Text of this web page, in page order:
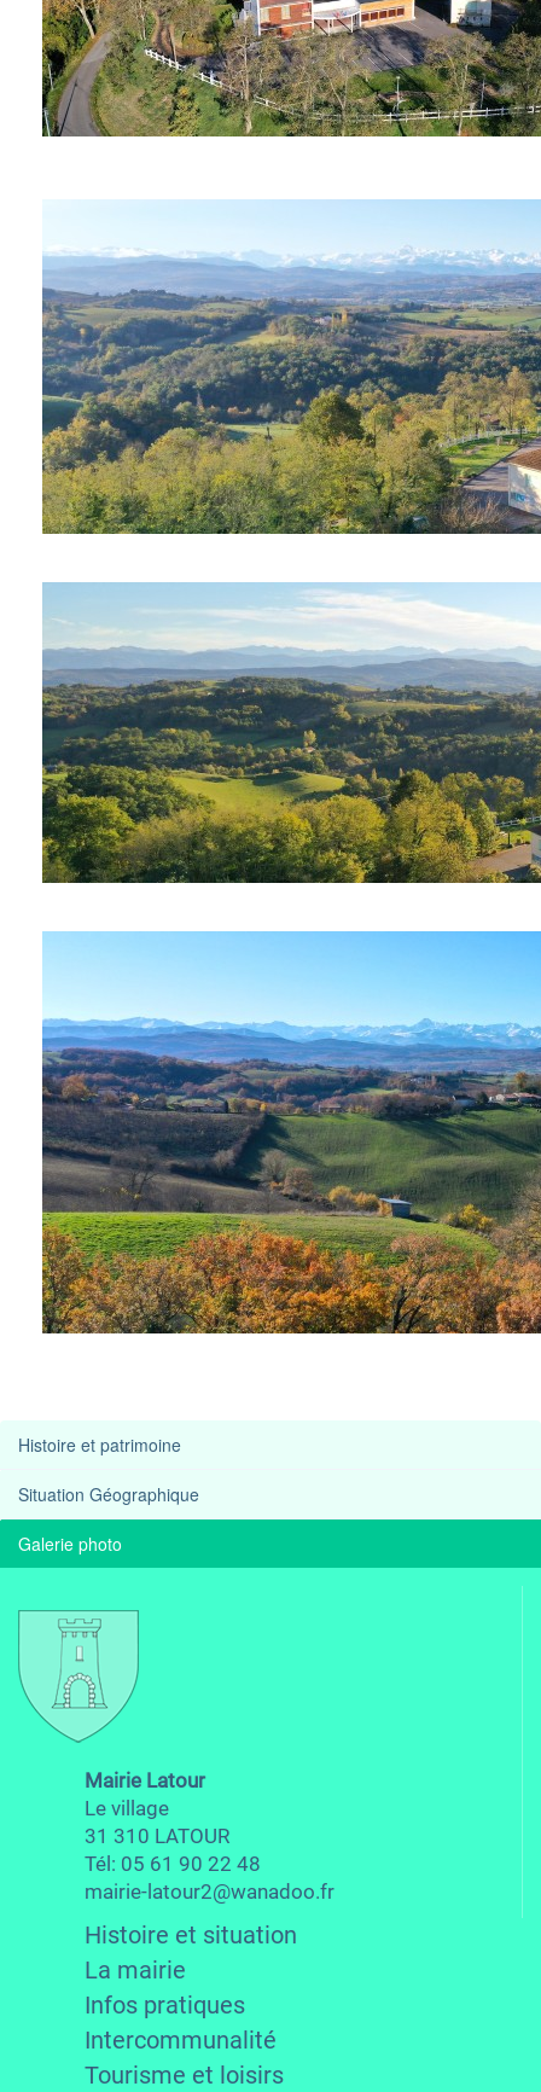
Histoire et patrimoine
Situation Géographique
Galerie photo
Mairie Latour
Le village
31 310 LATOUR
Tél: 05 61 90 22 48
mairie-latour2@wanadoo.fr
Histoire et situation
La mairie
Infos pratiques
Intercommunalité
Tourisme et loisirs